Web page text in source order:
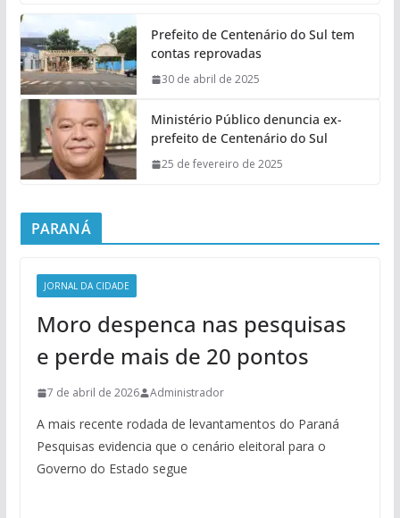
Prefeito de Centenário do Sul tem
contas reprovadas
30 de abril de 2025
Ministério Público denuncia ex-
prefeito de Centenário do Sul
25 de fevereiro de 2025
PARANÁ
JORNAL DA CIDADE
Moro despenca nas pesquisas
e perde mais de 20 pontos
7 de abril de 2026 Administrador
A mais recente rodada de levantamentos do Paraná
Pesquisas evidencia que o cenário eleitoral para o
Governo do Estado segue